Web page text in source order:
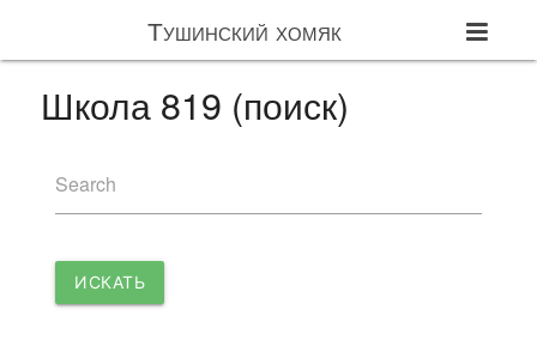
Тушинский хомяк
Школа 819 (поиск)
Search
ИСКАТЬ